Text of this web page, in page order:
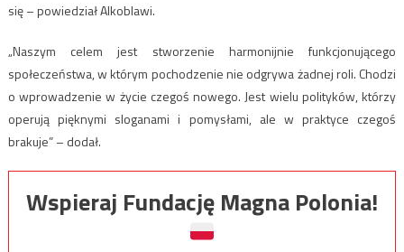
się – powiedział Alkoblawi.
„Naszym celem jest stworzenie harmonijnie funkcjonującego
społeczeństwa, w którym pochodzenie nie odgrywa żadnej roli. Chodzi
o wprowadzenie w życie czegoś nowego. Jest wielu polityków, którzy
operują pięknymi sloganami i pomysłami, ale w praktyce czegoś
brakuje” – dodał.
Wspieraj Fundację Magna Polonia!